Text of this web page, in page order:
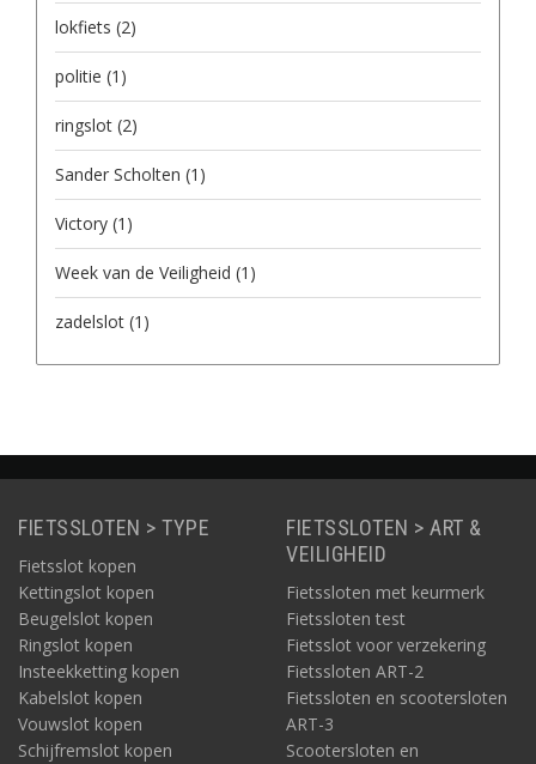
lokfiets (2)
politie (1)
ringslot (2)
Sander Scholten (1)
Victory (1)
Week van de Veiligheid (1)
zadelslot (1)
FIETSSLOTEN > TYPE
Fietsslot kopen
Kettingslot kopen
Beugelslot kopen
Ringslot kopen
Insteekketting kopen
Kabelslot kopen
Vouwslot kopen
Schijfremslot kopen
FIETSSLOTEN > ART &
VEILIGHEID
Fietssloten met keurmerk
Fietssloten test
Fietsslot voor verzekering
Fietssloten ART-2
Fietssloten en scootersloten
ART-3
Scootersloten en